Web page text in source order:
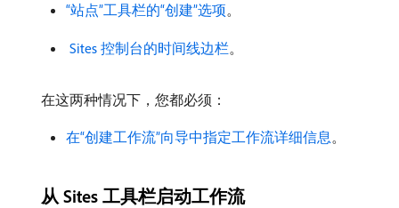
“站点”工具栏的“创建”选项。
​ Sites 控制台的时间线边栏。
在这两种情况下，您都必须：
在“创建工作流”向导中指定工作流详细信息。
从 Sites 工具栏启动工作流